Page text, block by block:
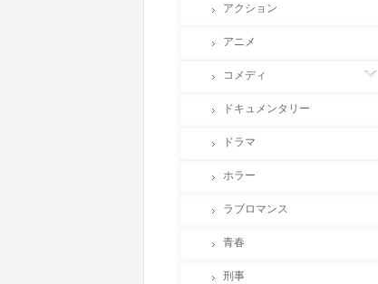
アクション
アニメ
コメディ
ドキュメンタリー
ドラマ
ホラー
ラブロマンス
青春
刑事